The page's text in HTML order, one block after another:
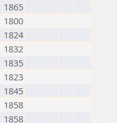
1865
1800
1824
1832
1835
1823
1845
1858
1858